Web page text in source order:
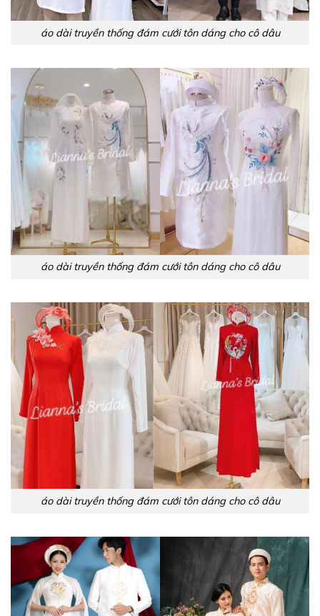
áo dài truyền thống đám cưới tôn dáng cho cô dâu
áo dài truyền thống đám cưới tôn dáng cho cô dâu
áo dài truyền thống đám cưới tôn dáng cho cô dâu